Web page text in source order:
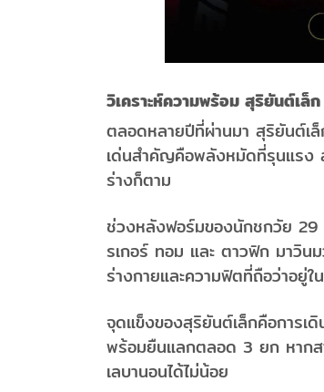
วิเคราะห์ความพร้อม สุริยันต์เล็
ตลอดหลายปีที่ผ่านมา สุริยันต์เ
เด่นสำคัญคือพลังหมัดที่รุนแรง
ร่างก็ตาม
ช่วงหลังฟอร์มของนักชกวัย 29
รเกอร์ ทอม และ ตาวฟิก มาวินม
ร่างกายและความฟิตที่ถือว่าอยู่ใ
จุดแข็งของสุริยันต์เล็กคือการเ
พร้อมยืนแลกตลอด 3 ยก หากส
เลบานอนได้ไม่น้อย